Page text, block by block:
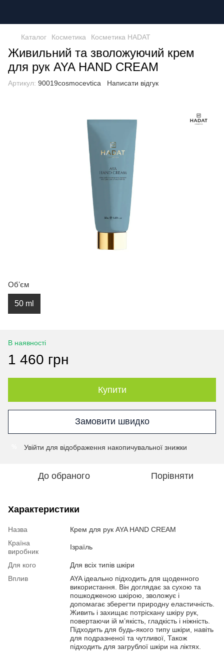
Каталог Косметика Косметика HADAT
Живильний та зволожуючий крем
для рук AYA HAND CREAM
Артикул: 90019cosmocevtica Написати відгук
Обʼєм
50 ml
В наявності
1 460 грн
Купити
Замовити швидко
Увійти для відображення накопичувальної знижки
До обраного Порівняти
Характеристики
Назва
Крем для рук AYA HAND CREAM
Країна
виробник
Ізраїль
Для кого
Для всіх типів шкіри
Вплив
AYA ідеально підходить для щоденного
використання. Він доглядає за сухою та
пошкодженою шкірою, зволожує і
допомагає зберегти природну еластичність.
Живить і захищає потріскану шкіру рук,
повертаючи ій мʼякість, гладкість і ніжність.
Підходить для будь-якого типу шкіри, навіть
для подразненої та чутливої, Також
підходить для загрублої шкіри на ліктях.